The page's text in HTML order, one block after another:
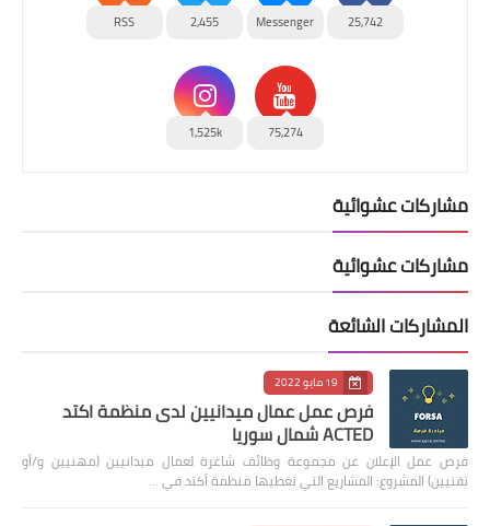
25,742
Messenger
2,455
RSS
75,274
1,525k
مشاركات عشوائية
مشاركات عشوائية
المشاركات الشائعة
19 مايو 2022
فرص عمل عمال ميدانيين لدى منظمة اكتد
ACTED شمال سوريا
فرص عمل الإعلان عن مجموعة وظائف شاغرة لعمال ميدانيين (مهنيين و/أو
تقنيين) المشروع: المشاريع التي تغطيها منظمة أكتد في …